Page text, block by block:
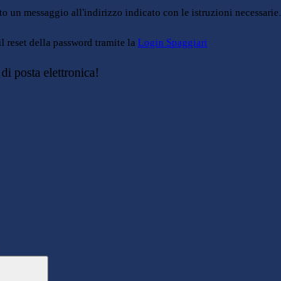
un messaggio all'indirizzo indicato con le istruzioni necessarie.
reset della password tramite la Login Spaggiari
posta elettronica!